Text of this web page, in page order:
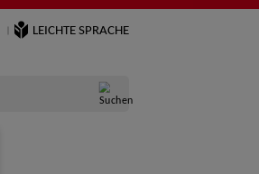
LEICHTE SPRACHE